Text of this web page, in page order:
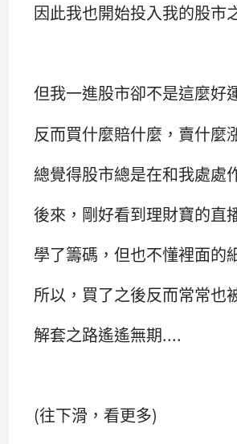
因此我也開始投入我的股市
但我一進股市卻不是這麼好
反而買什麼賠什麼，賣什麼
總覺得股市總是在和我處處
後來，剛好看到理財寶的直
學了籌碼，但也不懂裡面的
所以，買了之後反而常常也
解套之路遙遙無期....
(往下滑，看更多)